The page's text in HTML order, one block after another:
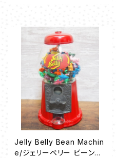
Jelly Belly Bean Machin
e/ジェリーベリー ビーンマ